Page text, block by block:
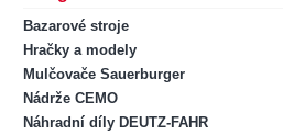
Bazarové stroje
Hračky a modely
Mulčovače Sauerburger
Nádrže CEMO
Náhradní díly DEUTZ-FAHR